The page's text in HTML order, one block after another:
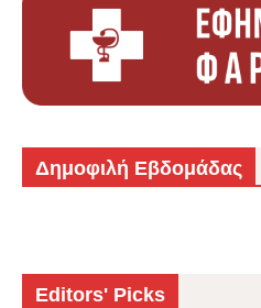
Δημοφιλή Εβδομάδας
Editors' Picks